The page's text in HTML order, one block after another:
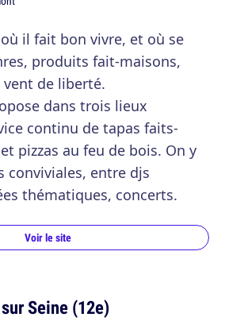
il fait bon vivre, et où se
produits fait-maisons,
de liberté.
dans trois lieux
continu de tapas faits-
pizzas au feu de bois. On y
conviviales, entre djs
thématiques, concerts.
Voir le site
Seine (12e)